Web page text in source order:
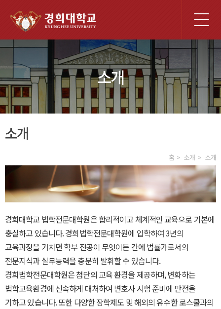
체
메
소개
소개
홈 소개 소개
경희대학교 법학전문대학원은 합리적이고 체계적인 교육으로 기본에
충실하고 있습니다. 경희법학전문대학원에 입학하여 3년의
교육과정을 거치면 학부 전공이 무엇이든 간에 법률가로서의
전문지식과 실무능력을 충분히 발휘할 수 있습니다.
경희법학전문대학원은 첨단의 교육 환경을 제공하며, 변화하는
법학교육환경에 신속하게 대처하여 변호사 시험 준비에 만전을
기하고 있습니다. 또한 다양한 장학제도 및 해외의 유수한 로스쿨과의